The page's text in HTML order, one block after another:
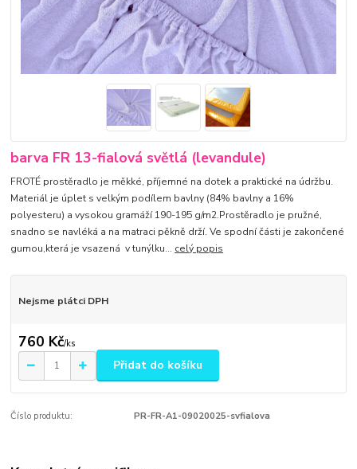
barva FR 13-fialová světlá (levandule)
FROTÉ prostěradlo je měkké, příjemné na dotek a praktické na údržbu.
Materiál je úplet s velkým podílem bavlny (84% bavlny a 16%
polyesteru) a vysokou gramáží 190-195 g/m2.Prostěradlo je pružné,
snadno se navléká a na matraci pěkně drží. Ve spodní části je zakončené
gumou,která je vsazená v tunýlku... celý popis
Nejsme plátci DPH
760 Kč/ks
Přidat do košíku
Číslo produktu: PR-FR-A1-09020025-svfialova